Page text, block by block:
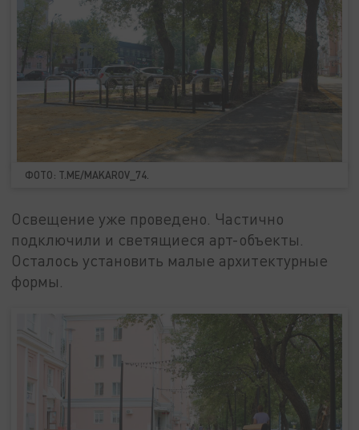
ФОТО: T.ME/MAKAROV_74.
Освещение уже проведено. Частично
подключили и светящиеся арт-объекты.
Осталось установить малые архитектурные
формы.